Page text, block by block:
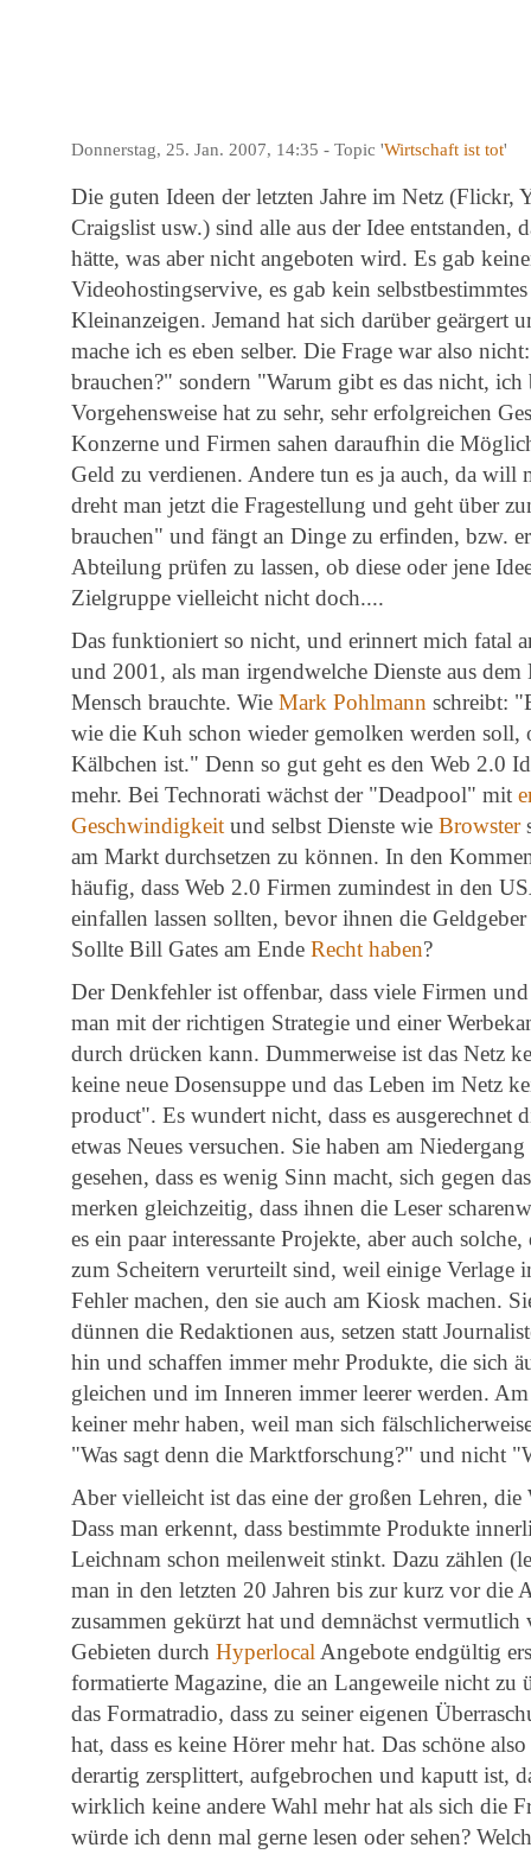
Donnerstag, 25. Jan. 2007, 14:35 - Topic 'Wirtschaft ist tot'
Die guten Ideen der letzten Jahre im Netz (Flickr,
Craigslist usw.) sind alle aus der Idee entstanden,
hätte, was aber nicht angeboten wird. Es gab
Videohostingservive, es gab kein
Kleinanzeigen. Jemand hat sich darüber geärgert
mache ich es eben selber. Die Frage war also
brauchen?" sondern "Warum gibt es das nicht,
Vorgehensweise hat zu sehr, sehr erfolgreichen
Konzerne und Firmen sahen daraufhin die
Geld zu verdienen. Andere tun es ja auch, da will
dreht man jetzt die Fragestellung und geht über
brauchen" und fängt an Dinge zu erfinden, bzw.
Abteilung prüfen zu lassen, ob diese oder jene
Zielgruppe vielleicht nicht doch....
Das funktioniert so nicht, und erinnert mich fatal
und 2001, als man irgendwelche Dienste aus
Mensch brauchte. Wie Mark Pohlmann schreibt:
wie die Kuh schon wieder gemolken werden soll,
Kälbchen ist." Denn so gut geht es den Web 2.0
mehr. Bei Technorati wächst der "Deadpool" mit
Geschwindigkeit und selbst Dienste wie Browster
am Markt durchsetzen zu können. In den
häufig, dass Web 2.0 Firmen zumindest in den
einfallen lassen sollten, bevor ihnen die
Sollte Bill Gates am Ende Recht haben?
Der Denkfehler ist offenbar, dass viele Firmen
man mit der richtigen Strategie und einer
durch drücken kann. Dummerweise ist das Netz
keine neue Dosensuppe und das Leben im Netz
product". Es wundert nicht, dass es ausgerechnet
etwas Neues versuchen. Sie haben am
gesehen, dass es wenig Sinn macht, sich gegen
merken gleichzeitig, dass ihnen die Leser
es ein paar interessante Projekte, aber auch
zum Scheitern verurteilt sind, weil einige Verlage
Fehler machen, den sie auch am Kiosk machen.
dünnen die Redaktionen aus, setzen statt
hin und schaffen immer mehr Produkte, die sich
gleichen und im Inneren immer leerer werden.
keiner mehr haben, weil man sich
"Was sagt denn die Marktforschung?" und nicht
Aber vielleicht ist das eine der großen Lehren, die
Dass man erkennt, dass bestimmte Produkte
Leichnam schon meilenweit stinkt. Dazu zählen
man in den letzten 20 Jahren bis zur kurz vor die
zusammen gekürzt hat und demnächst
Gebieten durch Hyperlocal Angebote endgültig
formatierte Magazine, die an Langeweile nicht zu
das Formatradio, dass zu seiner eigenen
hat, dass es keine Hörer mehr hat. Das schöne
derartig zersplittert, aufgebrochen und kaputt ist,
wirklich keine andere Wahl mehr hat als sich die
würde ich denn mal gerne lesen oder sehen?